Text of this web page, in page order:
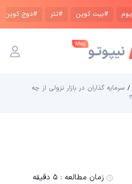
#بیت کوین #تتر #دوج کوین
/ سرمایه گذاران در بازار نزولی از چه
زمان مطالعه : ۵ دقیقه